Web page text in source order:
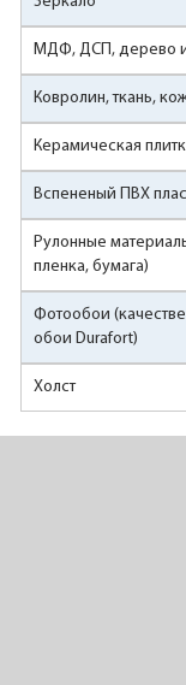
МДФ, ДСП, дерево
Ковролин, ткань,
Керамическая
Вспененый ПВХ
Рулонные
пленка, бумага)
Фотообои
обои Durafort)
Холст